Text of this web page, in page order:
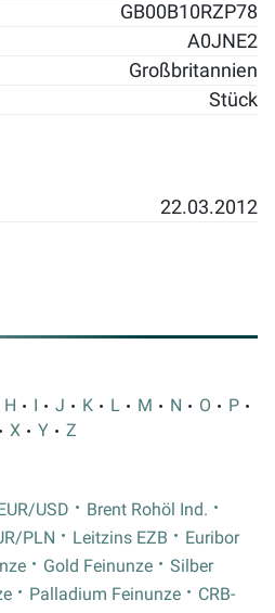
GB00B10RZP78
A0JNE2
Großbritannien
Stück
22.03.2012
H I J K L M N O
P
X Y Z
USD
Brent Rohöl Ind.
PLN Leitzins EZB
Euribor
Gold Feinunze
Silber
Palladium Feinunze
CRB-